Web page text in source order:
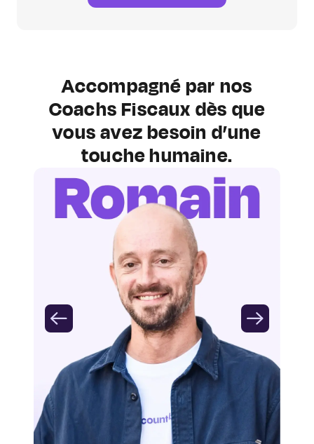
Accompagné par nos
Coachs Fiscaux dès que
vous avez besoin d’une
touche humaine.